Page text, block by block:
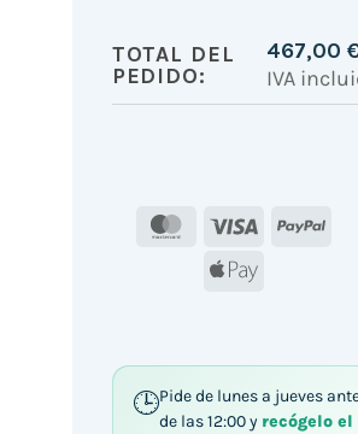
TOTAL DEL
PEDIDO:
467,00
IVA
MasterCard
Visa
Apple
Pide de lunes a jueves
de las 12:00 y recógelo el